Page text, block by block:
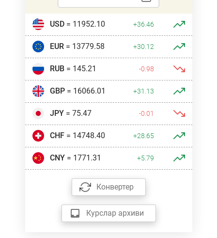
USD= 11952.10 +36.46
EUR= 13779.58 +30.12
RUB= 145.21 -0.98
GBP= 16066.01 +31.13
JPY= 75.47 -0.01
CHF= 14748.40 +28.65
CNY= 1771.31 +5.79
Конвертер
Курслар архиви